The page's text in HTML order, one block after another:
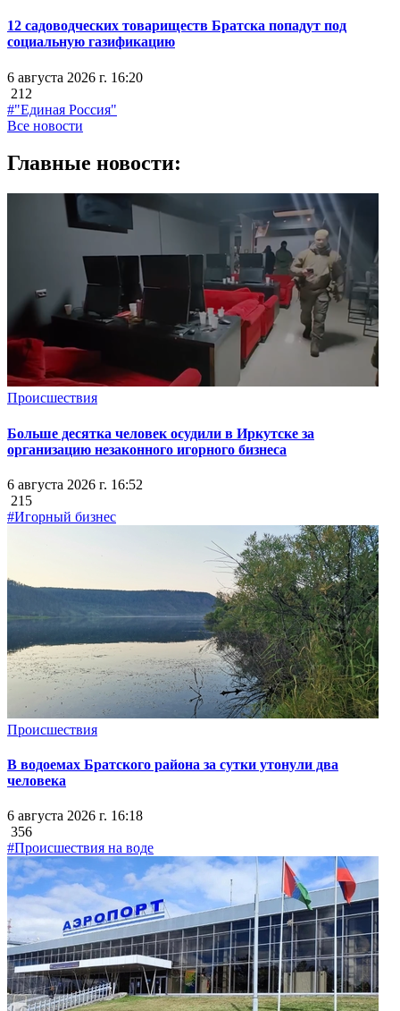
12 садоводческих товариществ Братска попадут под
социальную газификацию
6 августа 2026 г. 16:20
212
#"Единая Россия"
Все новости
Главные новости:
Происшествия
Больше десятка человек осудили в Иркутске за
организацию незаконного игорного бизнеса
6 августа 2026 г. 16:52
215
#Игорный бизнес
Происшествия
В водоемах Братского района за сутки утонули два
человека
6 августа 2026 г. 16:18
356
#Происшествия на воде